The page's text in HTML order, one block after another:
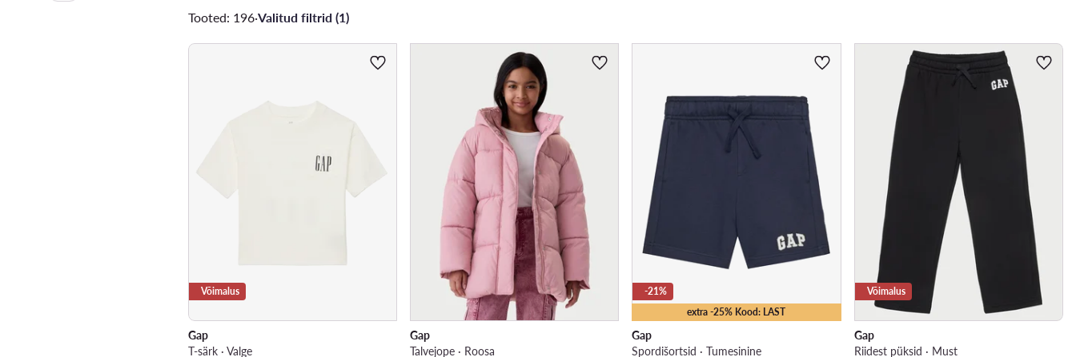
Tooted: 196·Valitud filtrid (1)
Võimalus
Gap
T-särk · Valge
Gap
Talvejope · Roosa
extra -25% Kood: LAST
-21%
Gap
Spordišortsid · Tumesinine
Võimalus
Gap
Riidest püksid · Must